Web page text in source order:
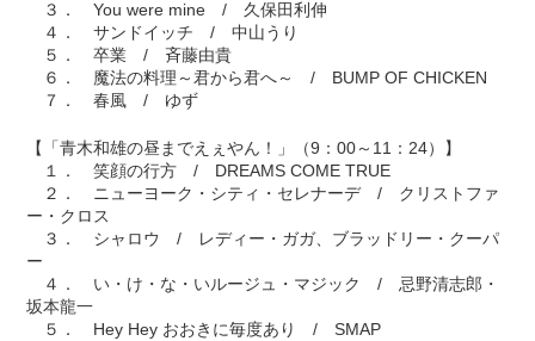
３． You were mine / 久保田利伸
４． サンドイッチ / 中山うり
５． 卒業 / 斉藤由貴
６． 魔法の料理～君から君へ～ / BUMP OF CHICKEN
７． 春風 / ゆず
【「青木和雄の昼までえぇやん！」（9：00～11：24）】
１． 笑顔の行方 / DREAMS COME TRUE
２． ニューヨーク・シティ・セレナーデ / クリストファ
ー・クロス
３． シャロウ / レディー・ガガ、ブラッドリー・クーパ
ー
４． い・け・な・いルージュ・マジック / 忌野清志郎・
坂本龍一
５． Hey Hey おおきに毎度あり / SMAP